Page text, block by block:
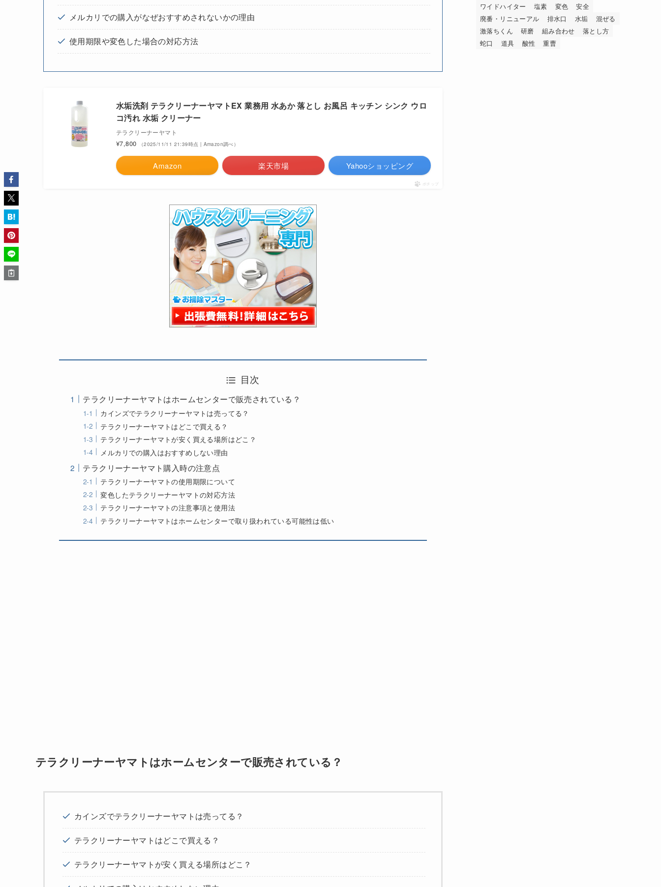
メルカリでの購入がなぜおすすめされないかの理由
使用期限や変色した場合の対応方法
水垢洗剤 テラクリーナーヤマトEX 業務用 水あか 落とし お風呂 キッチン シンク ウロ
コ汚れ 水垢 クリーナー
テラクリーナーヤマト
¥7,800 （2025/11/11 21:39時点 | Amazon調べ）
Amazon 楽天市場 Yahooショッピング
ポチップ
目次
テラクリーナーヤマトはホームセンターで販売されている？
カインズでテラクリーナーヤマトは売ってる？
テラクリーナーヤマトはどこで買える？
テラクリーナーヤマトが安く買える場所はどこ？
メルカリでの購入はおすすめしない理由
テラクリーナーヤマト購入時の注意点
テラクリーナーヤマトの使用期限について
変色したテラクリーナーヤマトの対応方法
テラクリーナーヤマトの注意事項と使用法
テラクリーナーヤマトはホームセンターで取り扱われている可能性は低い
テラクリーナーヤマトはホームセンターで販売されている？
カインズでテラクリーナーヤマトは売ってる？
テラクリーナーヤマトはどこで買える？
テラクリーナーヤマトが安く買える場所はどこ？
ワイドハイター
塩素 変色
安全
廃番・リニューアル
排水口 水垢
混ぜる
激落ちくん
研磨 組み合わせ
落とし方
蛇口
道具 酸性 重曹